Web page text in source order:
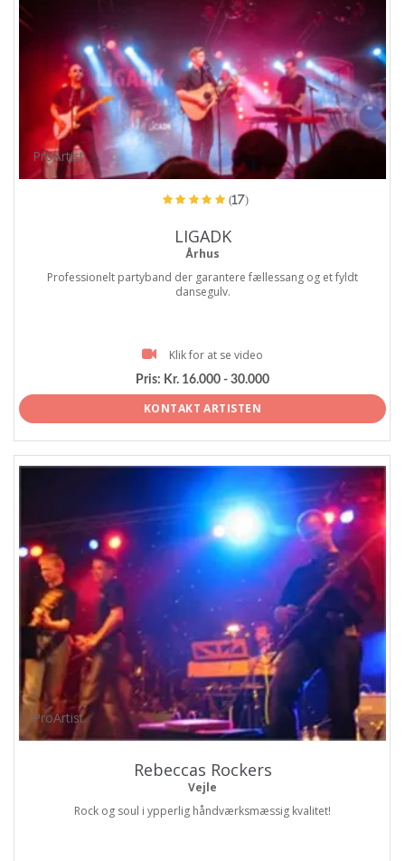
ProArtist
(17)
LIGADK
Århus
Professionelt partyband der garantere fællessang og et fyldt
dansegulv.
Klik for at se video
Pris: Kr. 16.000 - 30.000
KONTAKT ARTISTEN
ProArtist
Rebeccas Rockers
Vejle
Rock og soul i ypperlig håndværksmæssig kvalitet!